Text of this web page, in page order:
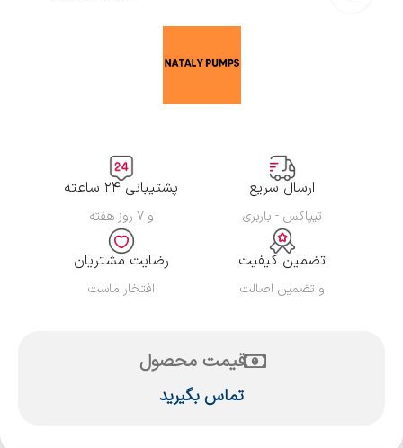
ارسال سریع
تیپاکس - باربری
پشتیبانی ۲۴ ساعته
و ۷ روز هفته
تضمین کیفیت
و تضمین اصالت
رضایت مشتریان
افتخار ماست
قیمت محصول
تماس بگیرید